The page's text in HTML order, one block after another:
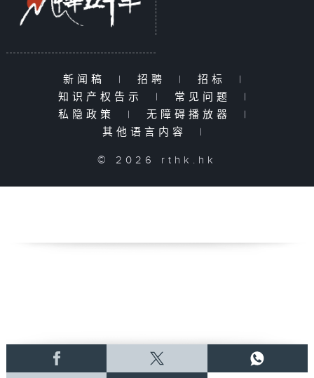
新闻稿 | 招聘 | 招标
|
知识产权告示
| 常见问题
|
私隐政策
| 无障碍播放器
|
其他语言内容
|
© 2026 rthk.hk